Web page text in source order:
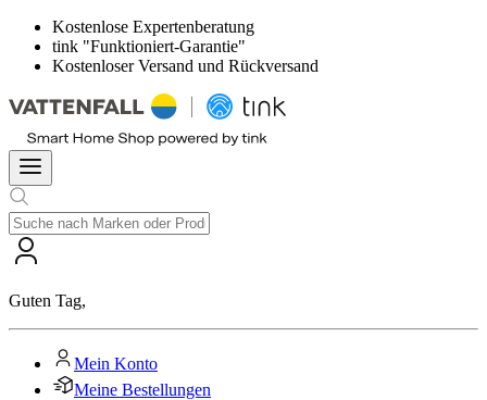
Kostenlose Expertenberatung
tink "Funktioniert-Garantie"
Kostenloser Versand und Rückversand
Guten Tag,
Mein Konto
Meine Bestellungen